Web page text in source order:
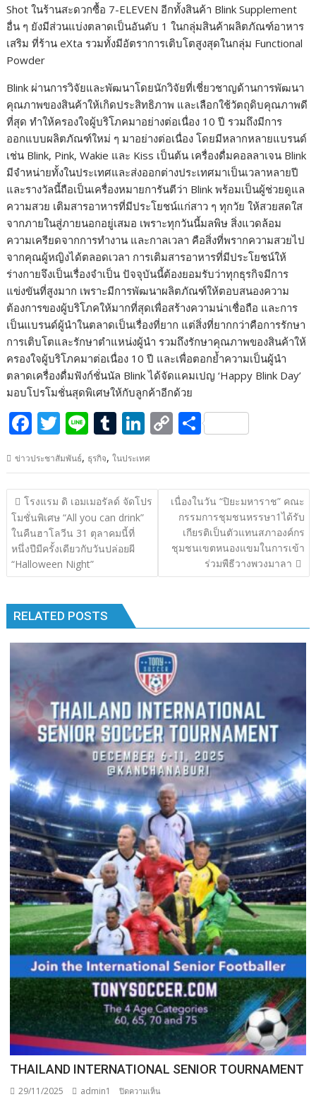
Shot ในร้านสะดวกซื้อ 7-ELEVEN อีกทั้งสินค้า Blink Supplement
อื่น ๆ ยังมีส่วนแบ่งตลาดเป็นอันดับ 1 ในกลุ่มสินค้าผลิตภัณฑ์อาหาร
เสริม ที่ร้าน eXta รวมทั้งมีอัตราการเติบโตสูงสุดในกลุ่ม Functional
Powder
Blink ผ่านการวิจัยและพัฒนาโดยนักวิจัยที่เชี่ยวชาญด้านการพัฒนา
คุณภาพของสินค้าให้เกิดประสิทธิภาพ และเลือกใช้วัตถุดิบคุณภาพดี
ที่สุด ทำให้ครองใจผู้บริโภคมาอย่างต่อเนื่อง 10 ปี รวมถึงมีการ
ออกแบบผลิตภัณฑ์ใหม่ ๆ มาอย่างต่อเนื่อง โดยมีหลากหลายแบรนด์
เช่น Blink, Pink, Wakie และ Kiss เป็นต้น เครื่องดื่มคอลลาเจน Blink
มีจำหน่ายทั้งในประเทศและส่งออกต่างประเทศมาเป็นเวลาหลายปี
และรางวัลนี้ถือเป็นเครื่องหมายการันตีว่า Blink พร้อมเป็นผู้ช่วยดูแล
ความสวย เติมสารอาหารที่มีประโยชน์แก่สาว ๆ ทุกวัย ให้สวยสดใส
จากภายในสู่ภายนอกอยู่เสมอ เพราะทุกวันนี้มลพิษ สิ่งแวดล้อม
ความเครียดจากการทำงาน และกาลเวลา คือสิ่งที่พรากความสวยไป
จากคุณผู้หญิงได้ตลอดเวลา การเติมสารอาหารที่มีประโยชน์ให้
ร่างกายจึงเป็นเรื่องจำเป็น ปัจจุบันนี้ต้องยอมรับว่าทุกธุรกิจมีการ
แข่งขันที่สูงมาก เพราะมีการพัฒนาผลิตภัณฑ์ให้ตอบสนองความ
ต้องการของผู้บริโภคให้มากที่สุดเพื่อสร้างความน่าเชื่อถือ และการ
เป็นแบรนด์ผู้นำในตลาดเป็นเรื่องที่ยาก แต่สิ่งที่ยากกว่าคือการรักษา
การเติบโตและรักษาตำแหน่งผู้นำ รวมถึงรักษาคุณภาพของสินค้าให้
ครองใจผู้บริโภคมาต่อเนื่อง 10 ปี และเพื่อตอกย้ำความเป็นผู้นำ
ตลาดเครื่องดื่มฟังก์ชั่นนัล Blink ได้จัดแคมเปญ ‘Happy Blink Day’
มอบโปรโมชั่นสุดพิเศษให้กับลูกค้าอีกด้วย
F
e
b
o
o
k
T
itt
er
Li
e
T
m
bl
r
Li
k
e
dI
C
p
y
Li
n
k
S
ar
e
ข่าวประชาสัมพันธ์, ธุรกิจ,ในประเทศ
แนะแนว
เรื่อง
โรงแรม ดิ เอมเมอรัลด์ จัดโปร
โมชั่นพิเศษ “All you can drink”
ในคืนฮาโลวีน 31 ตุลาคมนี้ที่
หนึ่งปีมีครั้งเดียวกับวันปล่อยผี
“Halloween Night”
เนื่องในวัน “ปิยะมหาราช” คณะ
กรรมการชุมชนหรรษา1ได้รับ
เกียรติเป็นตัวแทนสภาองค์กร
ชุมชนเขตหนองแขมในการเข้า
ร่วมพืธีวางพวงมาลา
RELATED POSTS
THAILAND INTERNATIONAL SENIOR TOURNAMENT
29/11/2025 admin1 ปิดความเห็น